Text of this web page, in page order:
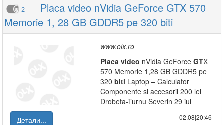
2
Placa video nVidia GeForce GTX 570
Memorie 1, 28 GB GDDR5 pe 320 biti
www.olx.ro
Placa video nVidia GeForce GTX
570 Memorie 1,28 GB GDDR5 pe
320 biti Laptop – Calculator
Componente si accesorii 200 lei
Drobeta-Turnu Severin 29 iul
Детали...
02.08|20:46